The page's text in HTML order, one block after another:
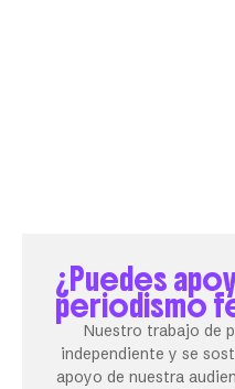
¿Puedes
periodismo
Nuestro trabajo de
independiente y se
apoyo de nuestra